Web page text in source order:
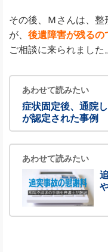
その後、Ｍさんは、
が、 後遺障害が残るの
ご相談に来られました
あわせて読みたい
症状固定後、通院
が認定された事例
あわせて読みたい